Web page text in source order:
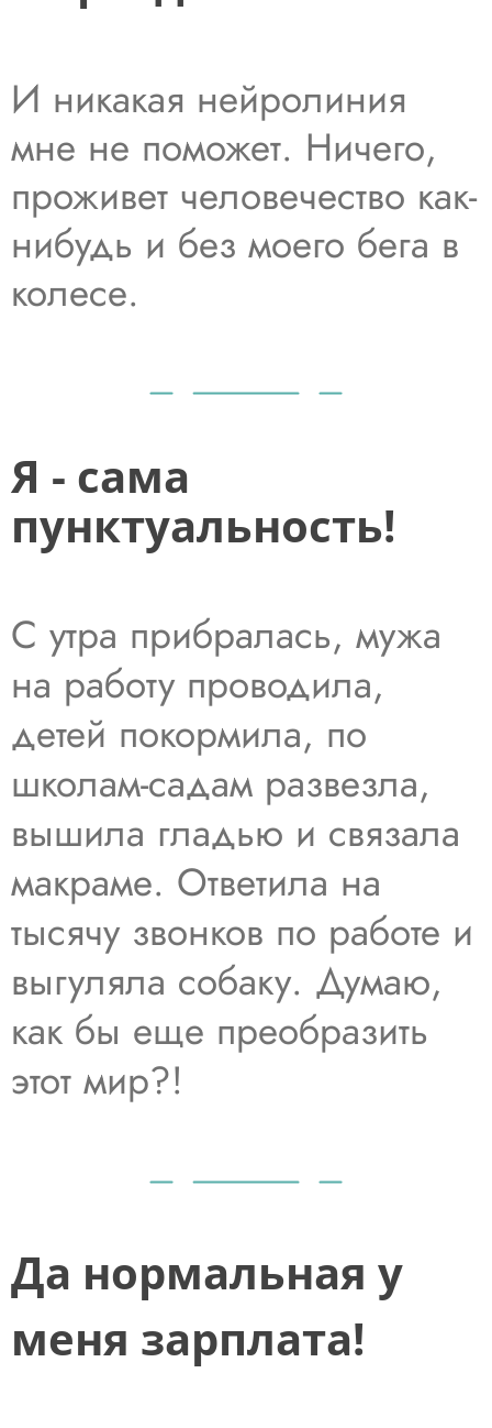
И никакая нейролиния
мне не поможет. Ничего,
проживет человечество как-
нибудь и без моего бега в
колесе.
Я - сама
пунктуальность!
С утра прибралась, мужа
на работу проводила,
детей покормила, по
школам-садам развезла,
вышила гладью и связала
макраме. Ответила на
тысячу звонков по работе и
выгуляла собаку. Думаю,
как бы еще преобразить
этот мир?!
Да нормальная у
меня зарплата!